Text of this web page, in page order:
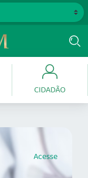
CIDADÃO
Acesse